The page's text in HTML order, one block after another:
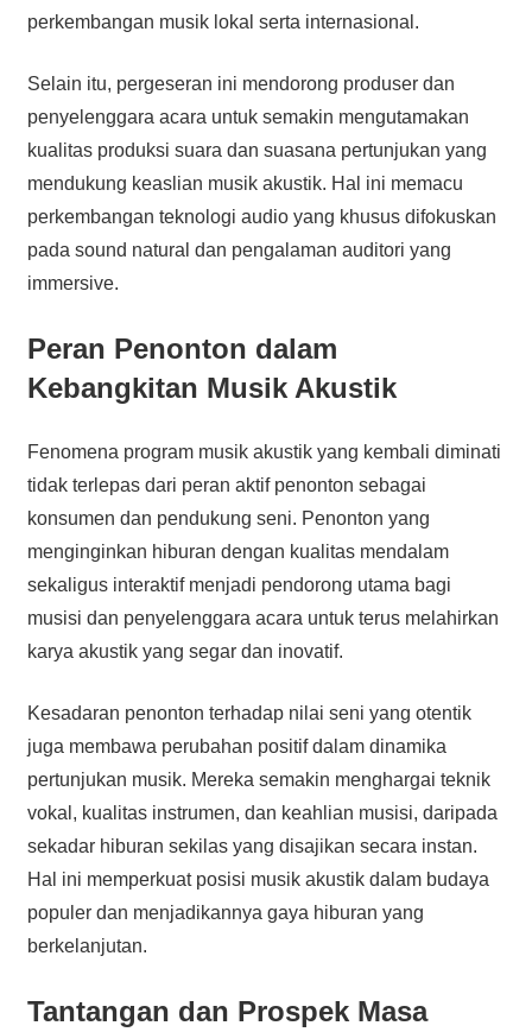
perkembangan musik lokal serta internasional.
Selain itu, pergeseran ini mendorong produser dan
penyelenggara acara untuk semakin mengutamakan
kualitas produksi suara dan suasana pertunjukan yang
mendukung keaslian musik akustik. Hal ini memacu
perkembangan teknologi audio yang khusus difokuskan
pada sound natural dan pengalaman auditori yang
immersive.
Peran Penonton dalam
Kebangkitan Musik Akustik
Fenomena program musik akustik yang kembali diminati
tidak terlepas dari peran aktif penonton sebagai
konsumen dan pendukung seni. Penonton yang
menginginkan hiburan dengan kualitas mendalam
sekaligus interaktif menjadi pendorong utama bagi
musisi dan penyelenggara acara untuk terus melahirkan
karya akustik yang segar dan inovatif.
Kesadaran penonton terhadap nilai seni yang otentik
juga membawa perubahan positif dalam dinamika
pertunjukan musik. Mereka semakin menghargai teknik
vokal, kualitas instrumen, dan keahlian musisi, daripada
sekadar hiburan sekilas yang disajikan secara instan.
Hal ini memperkuat posisi musik akustik dalam budaya
populer dan menjadikannya gaya hiburan yang
berkelanjutan.
Tantangan dan Prospek Masa